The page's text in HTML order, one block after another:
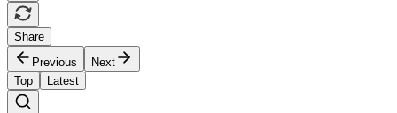
Share
Previous
Next
Top
Latest